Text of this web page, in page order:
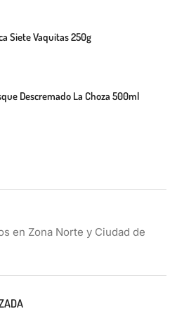
Siete Vaquitas 250g
Descremado La Choza 500ml
en Zona Norte y Ciudad de